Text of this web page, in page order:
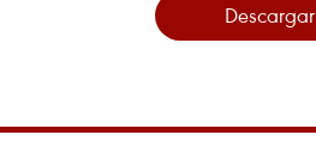
Descargar